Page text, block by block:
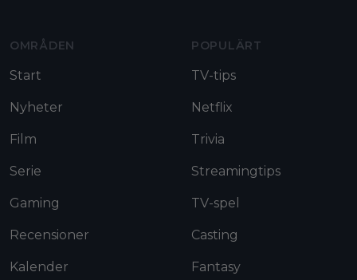
OMRÅDEN
Start
Nyheter
Film
Serie
Gaming
Recensioner
Kalender
POPULÄRT
TV-tips
Netflix
Trivia
Streamingtips
TV-spel
Casting
Fantasy